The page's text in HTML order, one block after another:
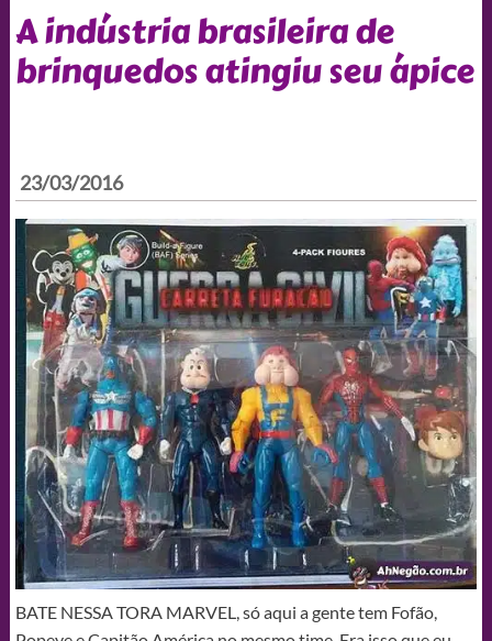
A indústria brasileira de
brinquedos atingiu seu ápice
23/03/2016
BATE NESSA TORA MARVEL, só aqui a gente tem Fofão,